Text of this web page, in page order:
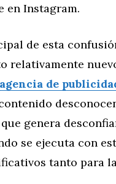
en Instagram.
de esta
relativamente
agencia de
genera
se ejecuta con
tanto para